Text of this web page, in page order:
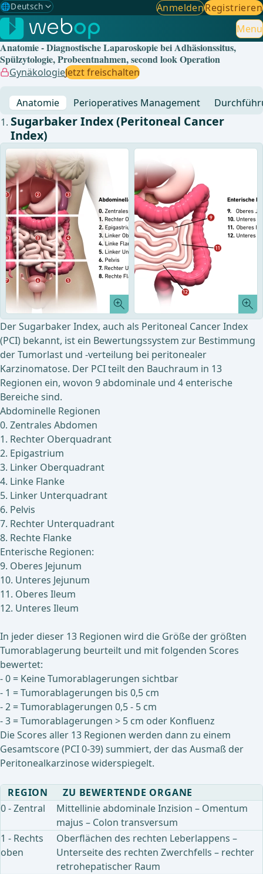
🌐Deutsch
Gewählte Sprache: Deutsch
🇩🇪 Deutsch ✓
🇬🇧English
🇪🇸Spanisch
🇧🇷Brasilianisch
AnmeldenRegistrieren
Menu
Anatomie - Diagnostische Laparoskopie bei Adhäsionssitus,
Spülzytologie, Probeentnahmen, second look Operation
GynäkologieJetzt freischalten
Anatomie Perioperatives Management
Sugarbaker Index (Peritoneal Cancer
Index)
Der Sugarbaker Index, auch als Peritoneal Cancer Index
(PCI) bekannt, ist ein Bewertungssystem zur Bestimmung
der Tumorlast und -verteilung bei peritonealer
Karzinomatose. Der PCI teilt den Bauchraum in 13
Regionen ein, wovon 9 abdominale und 4 enterische
Bereiche sind.
Abdominelle Regionen
0. Zentrales Abdomen
1. Rechter Oberquadrant
2. Epigastrium
3. Linker Oberquadrant
4. Linke Flanke
5. Linker Unterquadrant
6. Pelvis
7. Rechter Unterquadrant
8. Rechte Flanke
Enterische Regionen:
9. Oberes Jejunum
10. Unteres Jejunum
11. Oberes Ileum
12. Unteres Ileum
In jeder dieser 13 Regionen wird die Größe der größten
Tumorablagerung beurteilt und mit folgenden Scores
bewertet:
- 0 = Keine Tumorablagerungen sichtbar
- 1 = Tumorablagerungen bis 0,5 cm
- 2 = Tumorablagerungen 0,5 - 5 cm
- 3 = Tumorablagerungen > 5 cm oder Konfluenz
Die Scores aller 13 Regionen werden dann zu einem
Gesamtscore (PCI 0-39) summiert, der das Ausmaß der
Peritonealkarzinose widerspiegelt.
REGION
ZU BEWERTENDE ORGANE
0 - Zentral
Mittellinie abdominale Inzision – Omentum
majus – Colon transversum
1 - Rechts
oben
Oberflächen des rechten Leberlappens –
Unterseite des rechten Zwerchfells – rechter
retrohepatischer Raum